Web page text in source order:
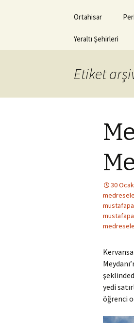
Ortahisar
Yeraltı Şehirleri
Etiket
30
yedi
öğrenci